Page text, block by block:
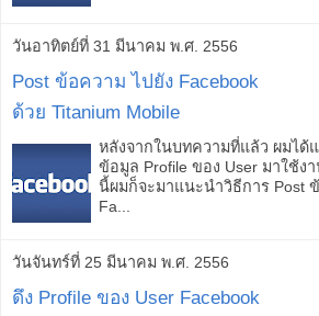
วันอาทิตย์ที่ 31 มีนาคม พ.ศ. 2556
Post ข้อความ ไปยัง Facebook
ด้วย Titanium Mobile
หลังจากในบทความที่แล้ว ผมได้
ข้อมูล Profile ของ User มาใช้ง
นี้ผมก็จะมาแนะนำวิธีการ Post
Fa...
วันจันทร์ที่ 25 มีนาคม พ.ศ. 2556
ดึง Profile ของ​ User Facebook